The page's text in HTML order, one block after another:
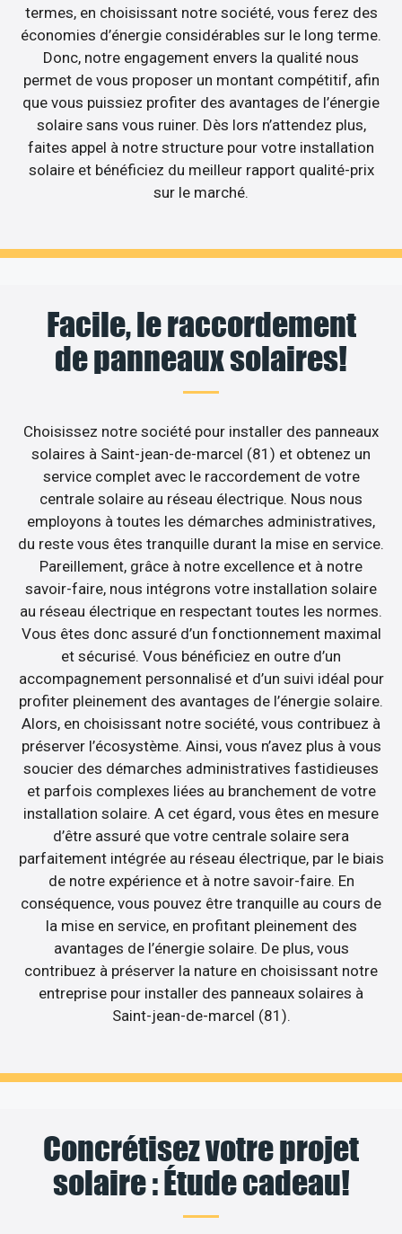
termes, en choisissant notre société, vous ferez des
économies d’énergie considérables sur le long terme.
Donc, notre engagement envers la qualité nous
permet de vous proposer un montant compétitif, afin
que vous puissiez profiter des avantages de l’énergie
solaire sans vous ruiner. Dès lors n’attendez plus,
faites appel à notre structure pour votre installation
solaire et bénéficiez du meilleur rapport qualité-prix
sur le marché.
Facile, le raccordement
de panneaux solaires!
Choisissez notre société pour installer des panneaux
solaires à Saint-jean-de-marcel (81) et obtenez un
service complet avec le raccordement de votre
centrale solaire au réseau électrique. Nous nous
employons à toutes les démarches administratives,
du reste vous êtes tranquille durant la mise en service.
Pareillement, grâce à notre excellence et à notre
savoir-faire, nous intégrons votre installation solaire
au réseau électrique en respectant toutes les normes.
Vous êtes donc assuré d’un fonctionnement maximal
et sécurisé. Vous bénéficiez en outre d’un
accompagnement personnalisé et d’un suivi idéal pour
profiter pleinement des avantages de l’énergie solaire.
Alors, en choisissant notre société, vous contribuez à
préserver l’écosystème. Ainsi, vous n’avez plus à vous
soucier des démarches administratives fastidieuses
et parfois complexes liées au branchement de votre
installation solaire. A cet égard, vous êtes en mesure
d’être assuré que votre centrale solaire sera
parfaitement intégrée au réseau électrique, par le biais
de notre expérience et à notre savoir-faire. En
conséquence, vous pouvez être tranquille au cours de
la mise en service, en profitant pleinement des
avantages de l’énergie solaire. De plus, vous
contribuez à préserver la nature en choisissant notre
entreprise pour installer des panneaux solaires à
Saint-jean-de-marcel (81).
Concrétisez votre projet
solaire : Étude cadeau!